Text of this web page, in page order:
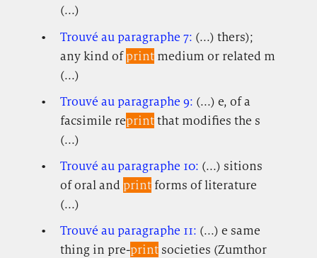
(...)
Trouvé au paragraphe 7: (...) thers);
any kind ofprintmedium or related m
(...)
Trouvé au paragraphe 9: (...) e, of a
facsimile reprintthat modifies the s
(...)
Trouvé au paragraphe 10: (...) sitions
of oral and printforms of literature
(...)
Trouvé au paragraphe 11: (...) e same
thing in pre-printsocieties (Zumthor